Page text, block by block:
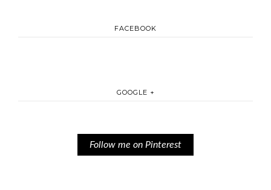
FACEBOOK
GOOGLE +
Follow me on Pinterest